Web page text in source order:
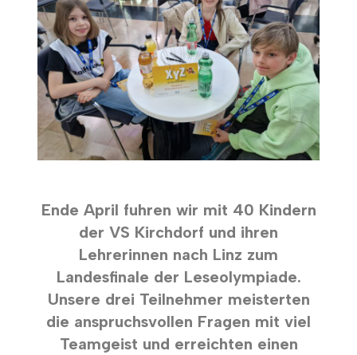
Ende April fuhren wir mit 40 Kindern
der VS Kirchdorf und ihren
Lehrerinnen nach Linz zum
Landesfinale der Leseolympiade.
Unsere drei Teilnehmer meisterten
die anspruchsvollen Fragen mit viel
Teamgeist und erreichten einen